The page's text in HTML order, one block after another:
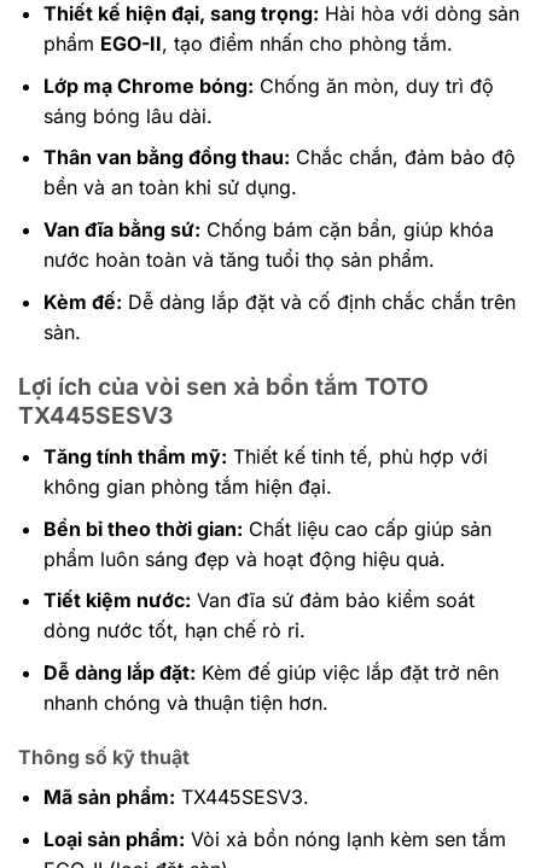
Thiết kế hiện đại, sang trọng: Hài hòa với dòng sản
phẩm EGO-II, tạo điểm nhấn cho phòng tắm.
Lớp mạ Chrome bóng: Chống ăn mòn, duy trì độ
sáng bóng lâu dài.
Thân van bằng đồng thau: Chắc chắn, đảm bảo độ
bền và an toàn khi sử dụng.
Van đĩa bằng sứ: Chống bám cặn bẩn, giúp khóa
nước hoàn toàn và tăng tuổi thọ sản phẩm.
Kèm đế: Dễ dàng lắp đặt và cố định chắc chắn trên
sàn.
Lợi ích của vòi sen xả bồn tắm TOTO
TX445SESV3
Tăng tính thẩm mỹ: Thiết kế tinh tế, phù hợp với
không gian phòng tắm hiện đại.
Bền bỉ theo thời gian: Chất liệu cao cấp giúp sản
phẩm luôn sáng đẹp và hoạt động hiệu quả.
Tiết kiệm nước: Van đĩa sứ đảm bảo kiểm soát
dòng nước tốt, hạn chế rò rỉ.
Dễ dàng lắp đặt: Kèm đế giúp việc lắp đặt trở nên
nhanh chóng và thuận tiện hơn.
Thông số kỹ thuật
Mã sản phẩm: TX445SESV3.
Loại sản phẩm: Vòi xả bồn nóng lạnh kèm sen tắm